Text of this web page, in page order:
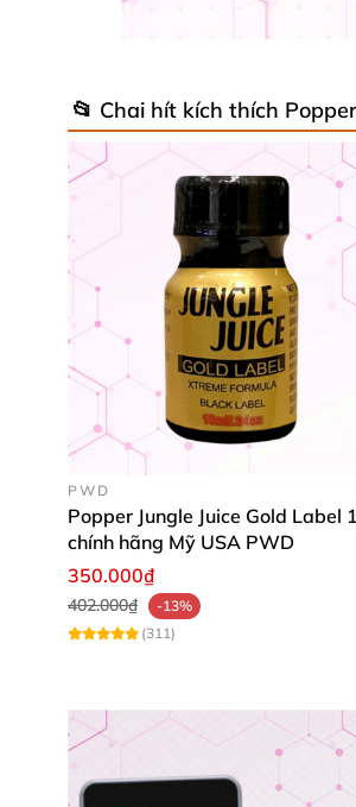
📂 Chai hít kích thích
PWD
Popper Jungle Juice Gold Label
chính hãng Mỹ USA PWD
350.000₫
402.000₫
-13%
(311)